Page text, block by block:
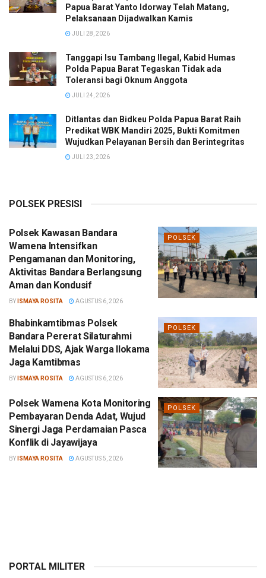
Papua Barat Yanto Idorway Telah Matang,
Pelaksanaan Dijadwalkan Kamis
JULI 28, 2026
Tanggapi Isu Tambang Ilegal, Kabid Humas
Polda Papua Barat Tegaskan Tidak ada
Toleransi bagi Oknum Anggota
JULI 24, 2026
Ditlantas dan Bidkeu Polda Papua Barat Raih
Predikat WBK Mandiri 2025, Bukti Komitmen
Wujudkan Pelayanan Bersih dan Berintegritas
JULI 23, 2026
POLSEK PRESISI
POLSEK
Polsek Kawasan Bandara
Wamena Intensifkan
Pengamanan dan Monitoring,
Aktivitas Bandara Berlangsung
Aman dan Kondusif
BY ISMAYA ROSITA AGUSTUS 6, 2026
POLSEK
Bhabinkamtibmas Polsek
Bandara Pererat Silaturahmi
Melalui DDS, Ajak Warga Ilokama
Jaga Kamtibmas
BY ISMAYA ROSITA AGUSTUS 6, 2026
POLSEK
Polsek Wamena Kota Monitoring
Pembayaran Denda Adat, Wujud
Sinergi Jaga Perdamaian Pasca
Konflik di Jayawijaya
BY ISMAYA ROSITA AGUSTUS 5, 2026
PORTAL MILITER